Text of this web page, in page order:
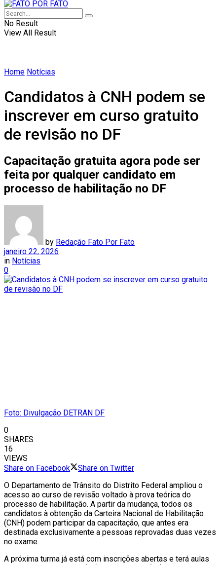
No Result
View All Result
Home Notícias
Candidatos à CNH podem se
inscrever em curso gratuito
de revisão no DF
Capacitação gratuita agora pode ser
feita por qualquer candidato em
processo de habilitação no DF
by Redação Fato Por Fato
janeiro 22, 2026
in Notícias
0
Foto: Divulgação DETRAN DF
0
SHARES
16
VIEWS
Share on Facebook
Share on Twitter
O Departamento de Trânsito do Distrito Federal ampliou o
acesso ao curso de revisão voltado à prova teórica do
processo de habilitação. A partir da mudança, todos os
candidatos à obtenção da Carteira Nacional de Habilitação
(CNH) podem participar da capacitação, que antes era
destinada exclusivamente a pessoas reprovadas duas vezes
no exame.
A próxima turma já está com inscrições abertas e terá aulas